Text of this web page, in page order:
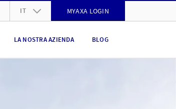
IT MYAXA LOGIN
LA NOSTRA AZIENDA BLOG